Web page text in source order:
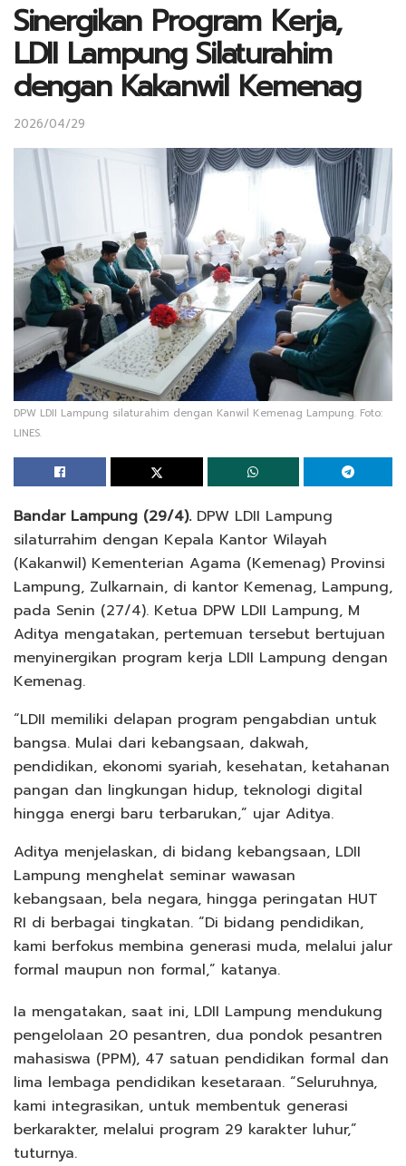
Sinergikan Program Kerja,
LDII Lampung Silaturahim
dengan Kakanwil Kemenag
2026/04/29
DPW LDII Lampung silaturahim dengan Kanwil Kemenag Lampung. Foto:
LINES.
Bandar Lampung (29/4).DPW LDII Lampung
silaturrahim dengan Kepala Kantor Wilayah
(Kakanwil) Kementerian Agama (Kemenag) Provinsi
Lampung, Zulkarnain, di kantor Kemenag, Lampung,
pada Senin (27/4). Ketua DPW LDII Lampung, M
Aditya mengatakan, pertemuan tersebut bertujuan
menyinergikan program kerja LDII Lampung dengan
Kemenag.
“LDII memiliki delapan program pengabdian untuk
bangsa. Mulai dari kebangsaan, dakwah,
pendidikan, ekonomi syariah, kesehatan, ketahanan
pangan dan lingkungan hidup, teknologi digital
hingga energi baru terbarukan,” ujar Aditya.
Aditya menjelaskan, di bidang kebangsaan, LDII
Lampung menghelat seminar wawasan
kebangsaan, bela negara, hingga peringatan HUT
RI di berbagai tingkatan. “Di bidang pendidikan,
kami berfokus membina generasi muda, melalui jalur
formal maupun non formal,” katanya.
Ia mengatakan, saat ini, LDII Lampung mendukung
pengelolaan 20 pesantren, dua pondok pesantren
mahasiswa (PPM), 47 satuan pendidikan formal dan
lima lembaga pendidikan kesetaraan. “Seluruhnya,
kami integrasikan, untuk membentuk generasi
berkarakter, melalui program 29 karakter luhur,”
tuturnya.